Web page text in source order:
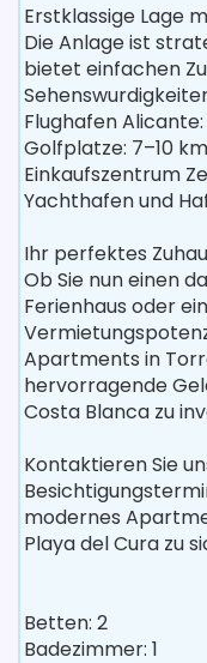
Erstklassige Lage
Die Anlage ist
bietet einfachen
Flughafen
Golfplatze: 7–10 km
Einkaufszentrum
Yachthafen und
Ihr perfektes
Ob Sie nun einen
Ferienhaus oder
Apartments in
hervorragende
Costa Blanca zu
Kontaktieren Sie
modernes
Playa del Cura zu
Betten: 2
Badezimmer: 1